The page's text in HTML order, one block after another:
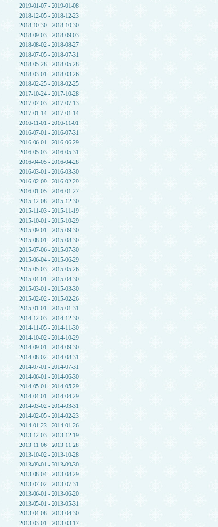
2019-01-07 - 2019-01-08
2018-12-05 - 2018-12-23
2018-10-30 - 2018-10-30
2018-09-03 - 2018-09-03
2018-08-02 - 2018-08-27
2018-07-05 - 2018-07-31
2018-05-28 - 2018-05-28
2018-03-01 - 2018-03-26
2018-02-25 - 2018-02-25
2017-10-24 - 2017-10-28
2017-07-03 - 2017-07-13
2017-01-14 - 2017-01-14
2016-11-01 - 2016-11-01
2016-07-01 - 2016-07-31
2016-06-01 - 2016-06-29
2016-05-03 - 2016-05-31
2016-04-05 - 2016-04-28
2016-03-01 - 2016-03-30
2016-02-09 - 2016-02-29
2016-01-05 - 2016-01-27
2015-12-08 - 2015-12-30
2015-11-03 - 2015-11-19
2015-10-01 - 2015-10-29
2015-09-01 - 2015-09-30
2015-08-01 - 2015-08-30
2015-07-06 - 2015-07-30
2015-06-04 - 2015-06-29
2015-05-03 - 2015-05-26
2015-04-01 - 2015-04-30
2015-03-01 - 2015-03-30
2015-02-02 - 2015-02-26
2015-01-01 - 2015-01-31
2014-12-03 - 2014-12-30
2014-11-05 - 2014-11-30
2014-10-02 - 2014-10-29
2014-09-01 - 2014-09-30
2014-08-02 - 2014-08-31
2014-07-01 - 2014-07-31
2014-06-01 - 2014-06-30
2014-05-01 - 2014-05-29
2014-04-01 - 2014-04-29
2014-03-02 - 2014-03-31
2014-02-05 - 2014-02-23
2014-01-23 - 2014-01-26
2013-12-03 - 2013-12-19
2013-11-06 - 2013-11-28
2013-10-02 - 2013-10-28
2013-09-01 - 2013-09-30
2013-08-04 - 2013-08-29
2013-07-02 - 2013-07-31
2013-06-01 - 2013-06-20
2013-05-01 - 2013-05-31
2013-04-08 - 2013-04-30
2013-03-01 - 2013-03-17